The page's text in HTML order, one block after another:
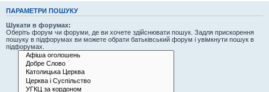
ПАРАМЕТРИ ПОШУКУ
Шукати в форумах:
Оберіть форум чи форуми, де ви хочете здійснювати пошук. Задля прискорення
пошуку в підфорумах ви можете обрати батьківський форум і увімкнути пошук в
підфорумах.